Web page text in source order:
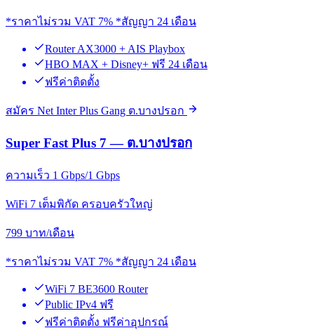
*ราคาไม่รวม VAT 7% *สัญญา 24 เดือน
Router AX3000 + AIS Playbox
HBO MAX + Disney+ ฟรี 24 เดือน
ฟรีค่าติดตั้ง
สมัคร Net Inter Plus Gang ต.บางปรอก
Super Fast Plus 7 — ต.บางปรอก
ความเร็ว 1 Gbps/1 Gbps
WiFi 7 เต็มพิกัด ครอบครัวใหญ่
799 บาท/เดือน
*ราคาไม่รวม VAT 7% *สัญญา 24 เดือน
WiFi 7 BE3600 Router
Public IPv4 ฟรี
ฟรีค่าติดตั้ง ฟรีค่าอุปกรณ์